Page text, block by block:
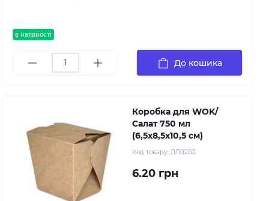
в наявності
До кошика
Коробка для WOK/
Салат 750 мл
(6,5х8,5х10,5 см)
Код товару: ЛЛ0202
6.20 грн